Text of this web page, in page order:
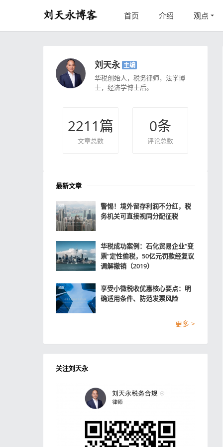
首页 介绍 观点
刘天永 主编
华税创始人，税务律师，法学博
士，经济学博士后。
2211篇
文章总数
0条
评论总数
最新文章
警惕！境外留存利润不分红，税
务机关可直接视同分配征税
华税成功案例：石化贸易企业“变
票”定性偷税，50亿元罚款经复议
调解撤销（2019）
享受小微税收优惠核心要点：明
确适用条件、防范发票风险
更多 >
关注刘天永